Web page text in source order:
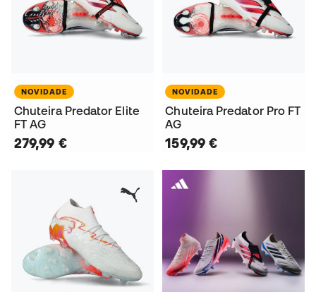
NOVIDADE
Chuteira Predator Elite
FT AG
279,99 €
NOVIDADE
Chuteira Predator Pro FT
AG
159,99 €